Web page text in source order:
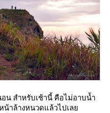
อน สำหรับเช้านี้ คือไม่อาบน้ำ
น้าล้างหนวดแล้วไปเล